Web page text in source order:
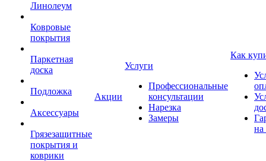
Линолеум
Ковровые
покрытия
Паркетная
доска
Подложка
Аксессуары
Грязезащитные
покрытия и
коврики
Акции
Услуги
Профессиональные
консультации
Нарезка
Замеры
Как
на